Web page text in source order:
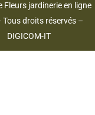
Fleurs jardinerie en ligne
Tous droits réservés –
DIGICOM-IT